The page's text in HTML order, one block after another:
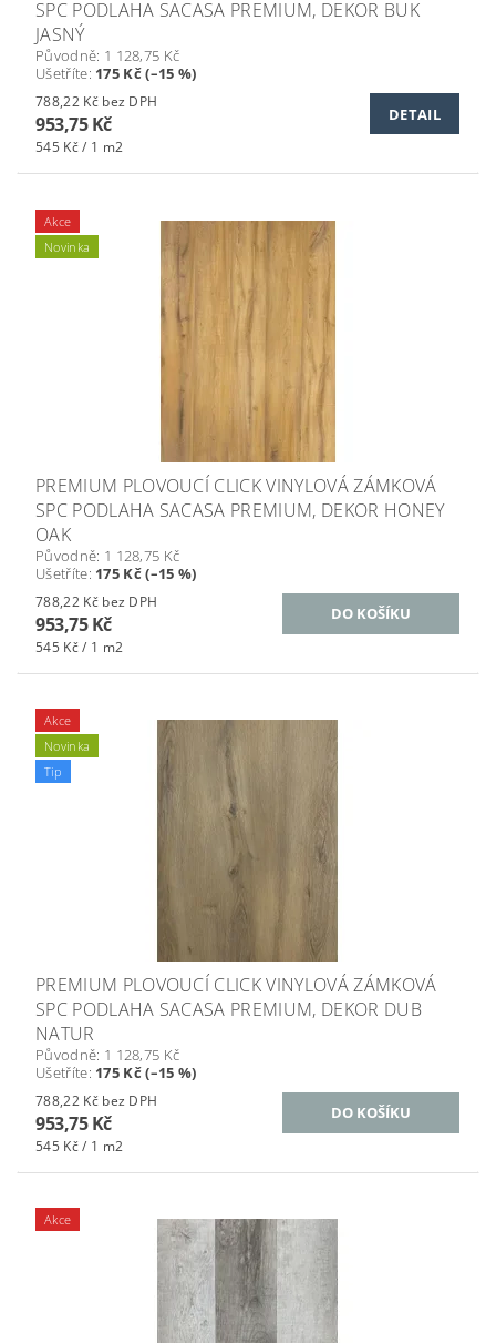
SPC PODLAHA SACASA PREMIUM, DEKOR BUK
JASNÝ
Původně: 1 128,75 Kč
Ušetříte: 175 Kč (–15 %)
788,22 Kč bez DPH
953,75 Kč
545 Kč / 1 m2
DETAIL
Akce
Novinka
PREMIUM PLOVOUCÍ CLICK VINYLOVÁ ZÁMKOVÁ
SPC PODLAHA SACASA PREMIUM, DEKOR HONEY
OAK
Původně: 1 128,75 Kč
Ušetříte: 175 Kč (–15 %)
788,22 Kč bez DPH
953,75 Kč
545 Kč / 1 m2
Akce
Novinka
Tip
PREMIUM PLOVOUCÍ CLICK VINYLOVÁ ZÁMKOVÁ
SPC PODLAHA SACASA PREMIUM, DEKOR DUB
NATUR
Původně: 1 128,75 Kč
Ušetříte: 175 Kč (–15 %)
788,22 Kč bez DPH
953,75 Kč
545 Kč / 1 m2
Akce